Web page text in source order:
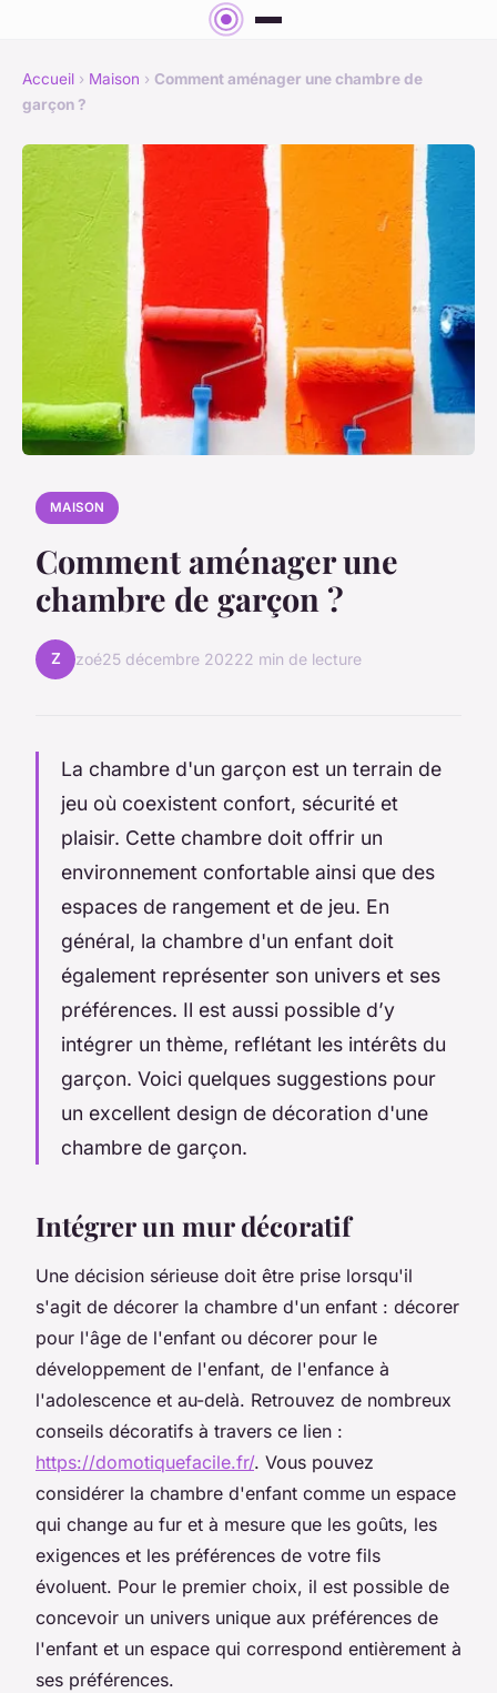
Accueil › Maison › Comment aménager une chambre de
garçon ?
MAISON
Comment aménager une
chambre de garçon ?
Z zoé25 décembre 20222 min de lecture
La chambre d'un garçon est un terrain de
jeu où coexistent confort, sécurité et
plaisir. Cette chambre doit offrir un
environnement confortable ainsi que des
espaces de rangement et de jeu. En
général, la chambre d'un enfant doit
également représenter son univers et ses
préférences. Il est aussi possible d’y
intégrer un thème, reflétant les intérêts du
garçon. Voici quelques suggestions pour
un excellent design de décoration d'une
chambre de garçon.
Intégrer un mur décoratif
Une décision sérieuse doit être prise lorsqu'il
s'agit de décorer la chambre d'un enfant : décorer
pour l'âge de l'enfant ou décorer pour le
développement de l'enfant, de l'enfance à
l'adolescence et au-delà. Retrouvez de nombreux
conseils décoratifs à travers ce lien :
https://domotiquefacile.fr/. Vous pouvez
considérer la chambre d'enfant comme un espace
qui change au fur et à mesure que les goûts, les
exigences et les préférences de votre fils
évoluent. Pour le premier choix, il est possible de
concevoir un univers unique aux préférences de
l'enfant et un espace qui correspond entièrement à
ses préférences.